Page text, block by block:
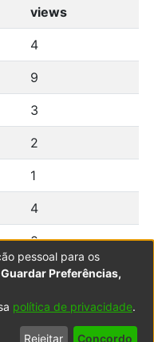
views
4
9
3
2
1
4
0
© 2003-2026LYRASIS
de Termos Contacte-
pessoal para os
Preferências,
política de privacidade.
Rejeitar Concordo